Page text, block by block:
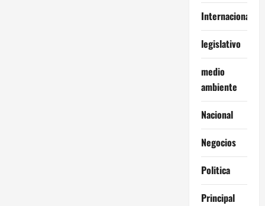
Internacionales
legislativo
medio
ambiente
Nacional
Negocios
Politica
Principal